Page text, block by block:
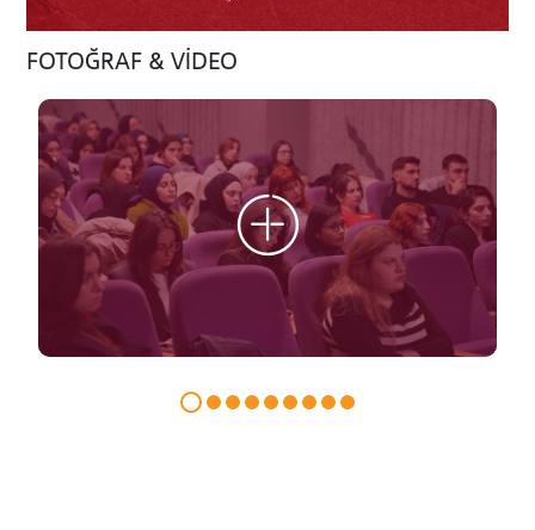
INTERNATIONAL
STUDENT
LİSANSÜSTÜ EĞİTİM ENSTİTÜSÜ
ADAYLARI
ÖNLİSANS ve
FOTOĞRAF & VİDEO